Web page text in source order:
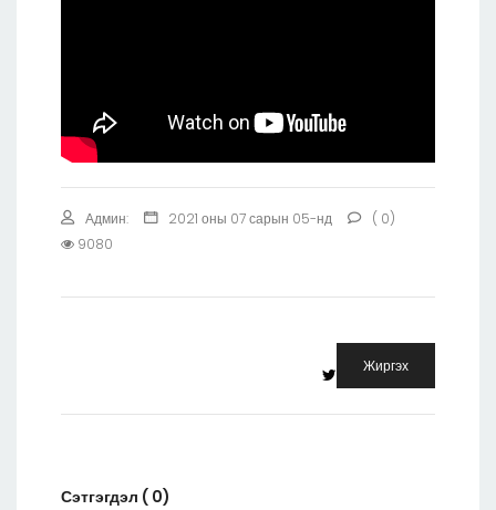
Админ: 2021 оны 07 сарын 05-нд
( 0)
9080
Жиргэх
Сэтгэгдэл ( 0)